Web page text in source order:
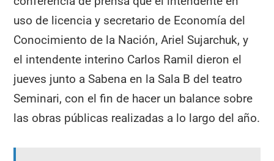
uso de licencia y secretario de Economía del
Conocimiento de la Nación, Ariel Sujarchuk, y
el intendente interino Carlos Ramil dieron el
jueves junto a Sabena en la Sala B del teatro
Seminari, con el fin de hacer un balance sobre
las obras públicas realizadas a lo largo del año.